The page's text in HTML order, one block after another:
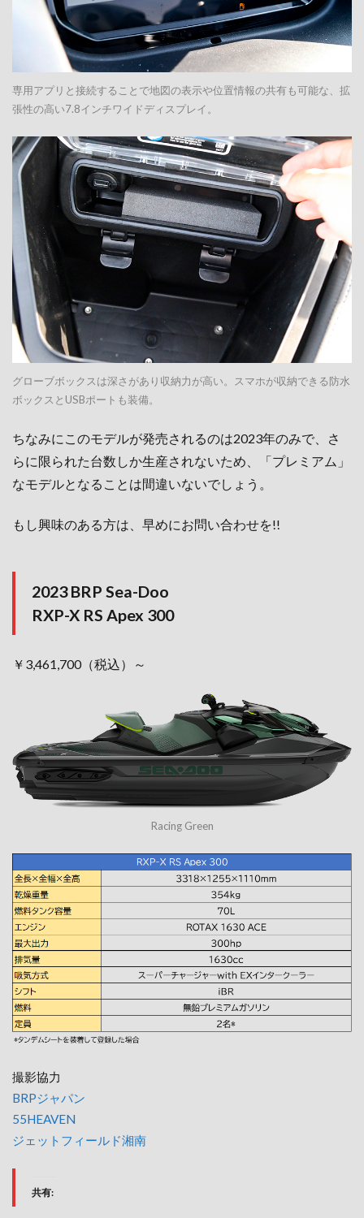
専用アプリと接続することで地図の表示や位置情報の共有も可能な、拡
張性の高い7.8インチワイドディスプレイ。
グローブボックスは深さがあり収納力が高い。スマホが収納できる防水
ボックスとUSBポートも装備。
ちなみにこのモデルが発売されるのは2023年のみで、さ
らに限られた台数しか生産されないため、「プレミアム」
なモデルとなることは間違いないでしょう。
もし興味のある方は、早めにお問い合わせを!!
2023 BRP Sea-Doo
RXP-X RS Apex 300
￥3,461,700（税込）～
Racing Green
撮影協力
BRPジャパン
55HEAVEN
ジェットフィールド湘南
共有: